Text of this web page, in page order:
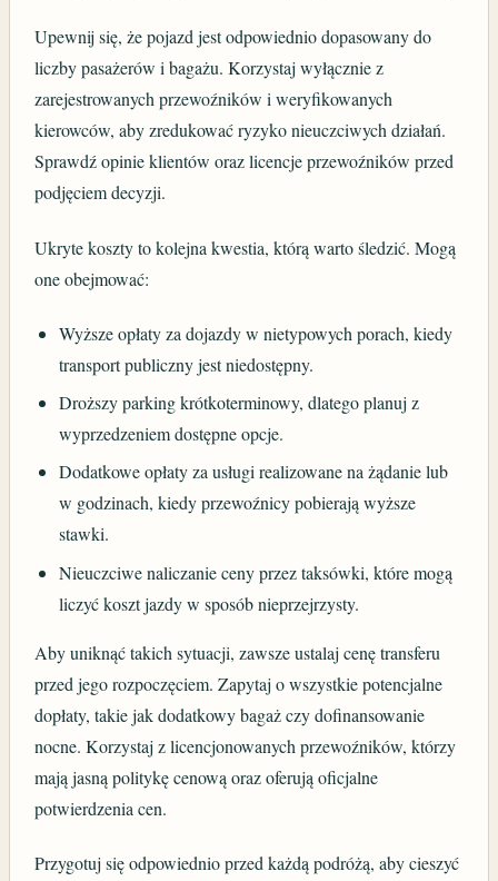
Upewnij się, że pojazd jest odpowiednio dopasowany do
liczby pasażerów i bagażu. Korzystaj wyłącznie z
zarejestrowanych przewoźników i weryfikowanych
kierowców, aby zredukować ryzyko nieuczciwych działań.
Sprawdź opinie klientów oraz licencje przewoźników przed
podjęciem decyzji.
Ukryte koszty to kolejna kwestia, którą warto śledzić. Mogą
one obejmować:
Wyższe opłaty za dojazdy w nietypowych porach, kiedy
transport publiczny jest niedostępny.
Droższy parking krótkoterminowy, dlatego planuj z
wyprzedzeniem dostępne opcje.
Dodatkowe opłaty za usługi realizowane na żądanie lub
w godzinach, kiedy przewoźnicy pobierają wyższe
stawki.
Nieuczciwe naliczanie ceny przez taksówki, które mogą
liczyć koszt jazdy w sposób nieprzejrzysty.
Aby uniknąć takich sytuacji, zawsze ustalaj cenę transferu
przed jego rozpoczęciem. Zapytaj o wszystkie potencjalne
dopłaty, takie jak dodatkowy bagaż czy dofinansowanie
nocne. Korzystaj z licencjonowanych przewoźników, którzy
mają jasną politykę cenową oraz oferują oficjalne
potwierdzenia cen.
Przygotuj się odpowiednio przed każdą podróżą, aby cieszyć